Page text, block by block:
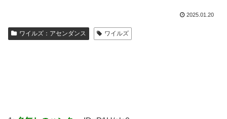
2025.01.20
ワイルズ：アセンダンス ワイルズ